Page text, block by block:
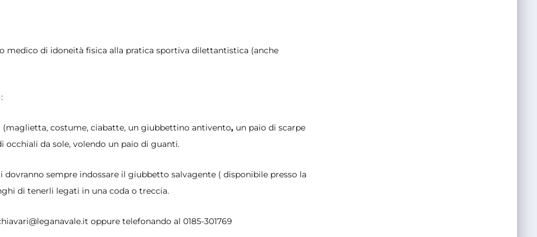
medico di idoneità fisica alla pratica sportiva dilettantistica (anche
costume, ciabatte, un giubbettino antivento, un paio di scarpe
occhiali da sole, volendo un paio di guanti.
sempre indossare il giubbetto salvagente ( disponibile presso la
di tenerli legati in una coda o treccia.
oppure telefonando al 0185-301769